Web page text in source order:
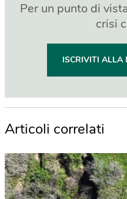
Per un punto di
crisi
ISCRIVITI ALLA
Articoli correlati